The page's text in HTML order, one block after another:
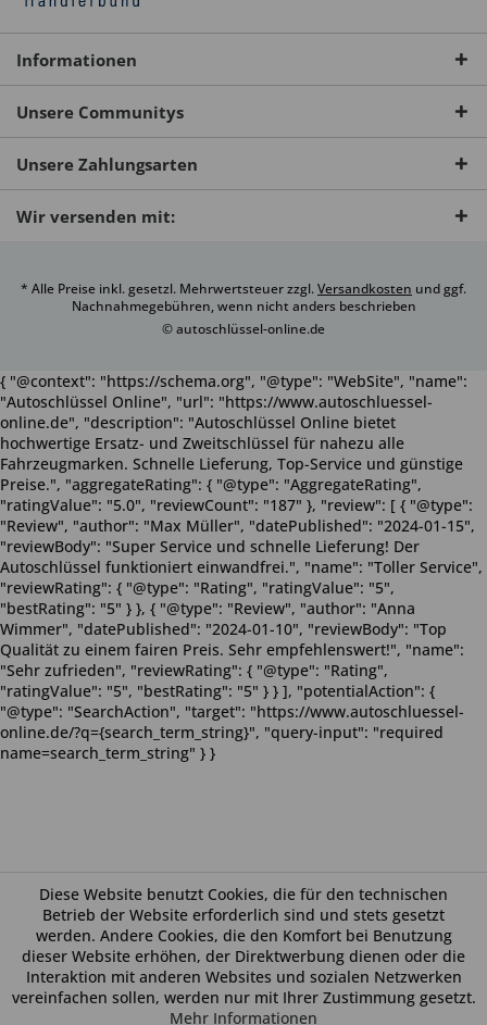
Informationen
Unsere Communitys
Unsere Zahlungsarten
Wir versenden mit:
* Alle Preise inkl. gesetzl. Mehrwertsteuer zzgl.Versandkosten und ggf.
Nachnahmegebühren, wenn nicht anders beschrieben
© autoschlüssel-online.de
Diese Website benutzt Cookies, die für den technischen
Betrieb der Website erforderlich sind und stets gesetzt
werden. Andere Cookies, die den Komfort bei Benutzung
dieser Website erhöhen, der Direktwerbung dienen oder die
Interaktion mit anderen Websites und sozialen Netzwerken
vereinfachen sollen, werden nur mit Ihrer Zustimmung gesetzt.
Mehr Informationen
{ "@context": "https://schema.org", "@type": "WebSite", "name":
"Autoschlüssel Online", "url": "https://www.autoschluessel-
online.de", "description": "Autoschlüssel Online bietet
hochwertige Ersatz- und Zweitschlüssel für nahezu alle
Fahrzeugmarken. Schnelle Lieferung, Top-Service und günstige
Preise.", "aggregateRating": { "@type": "AggregateRating",
"ratingValue": "5.0", "reviewCount": "187" }, "review": [ { "@type":
"Review", "author": "Max Müller", "datePublished": "2024-01-15",
"reviewBody": "Super Service und schnelle Lieferung! Der
Autoschlüssel funktioniert einwandfrei.", "name": "Toller Service",
"reviewRating": { "@type": "Rating", "ratingValue": "5",
"bestRating": "5" } }, { "@type": "Review", "author": "Anna
Wimmer", "datePublished": "2024-01-10", "reviewBody": "Top
Qualität zu einem fairen Preis. Sehr empfehlenswert!", "name":
"Sehr zufrieden", "reviewRating": { "@type": "Rating",
"ratingValue": "5", "bestRating": "5" } } ], "potentialAction": {
"@type": "SearchAction", "target": "https://www.autoschluessel-
online.de/?q={search_term_string}", "query-input": "required
name=search_term_string" } }